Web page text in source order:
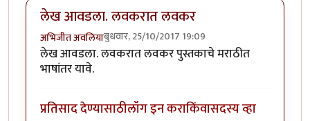
लेख आवडला. लवकरात लवकर
अभिजीत अवलियाबुधवार, 25/10/2017 19:09
लेख आवडला. लवकरात लवकर पुस्तकाचे मराठीत
भाषांतर यावे.
प्रतिसाद देण्यासाठीलॉग इन कराकिंवासदस्य व्हा